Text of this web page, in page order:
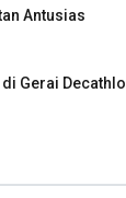
Antusias
di Gerai